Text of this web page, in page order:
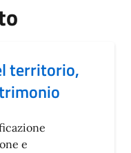
territorio,
e